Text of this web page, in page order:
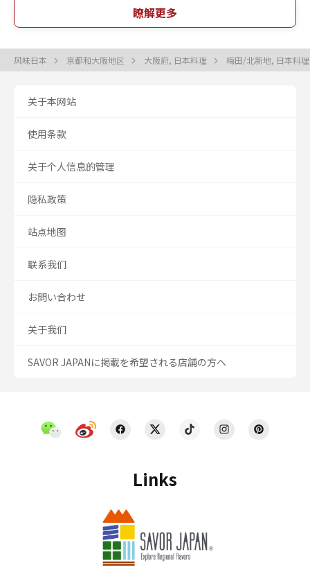
瞭解更多
风味日本 京都和大阪地区 大阪府, 日本料理 梅田/北新地, 日本料
Links
关于本网站
使用条款
关于个人信息的管理
隐私政策
站点地图
联系我们
お問い合わせ
关于我们
SAVOR JAPANに掲載を希望される店舗の方へ